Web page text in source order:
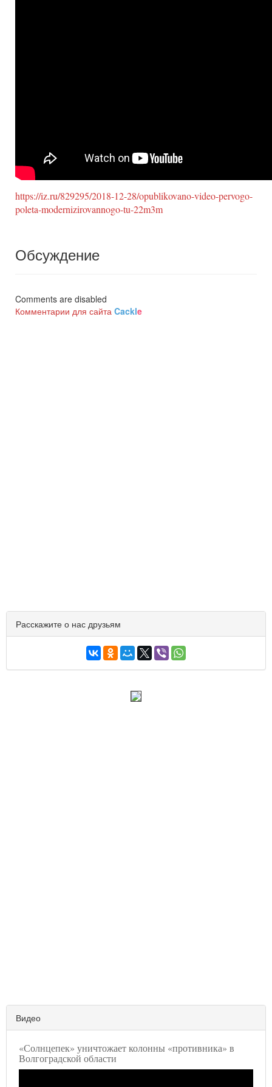
https://iz.ru/829295/2018-12-28/opublikovano-video-pervogo-
poleta-modernizirovannogo-tu-22m3m
Обсуждение
Comments are disabled
Комментарии для сайта Cackle
Расскажите о нас друзьям
Видео
«Солнцепек» уничтожает колонны «противника» в
Волгоградской области